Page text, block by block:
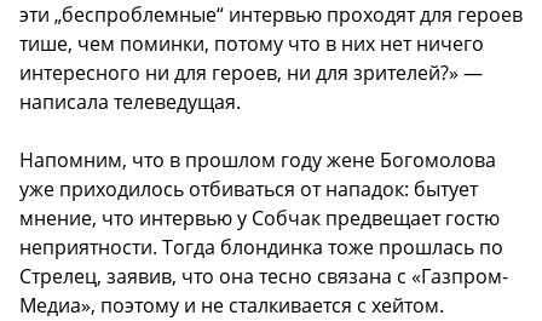
эти „беспроблемные“ интервью проходят для героев
тише, чем поминки, потому что в них нет ничего
интересного ни для героев, ни для зрителей?» —
написала телеведущая.
Напомним, что в прошлом году жене Богомолова
уже приходилось отбиваться от нападок: бытует
мнение, что интервью у Собчак предвещает гостю
неприятности. Тогда блондинка тоже прошлась по
Стрелец, заявив, что она тесно связана с «Газпром-
Медиа», поэтому и не сталкивается с хейтом.